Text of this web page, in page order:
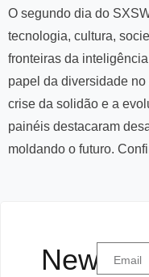
O segundo dia do
tecnologia, cultura,
fronteiras da
papel da diversidade
crise da solidão e a
painéis destacaram
moldando o futuro.